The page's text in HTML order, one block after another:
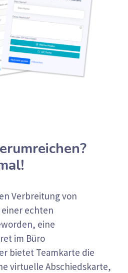
Verbreitung von
einer echten
eine
im Büro
bietet Teamkarte die
virtuelle Abschiedskarte,